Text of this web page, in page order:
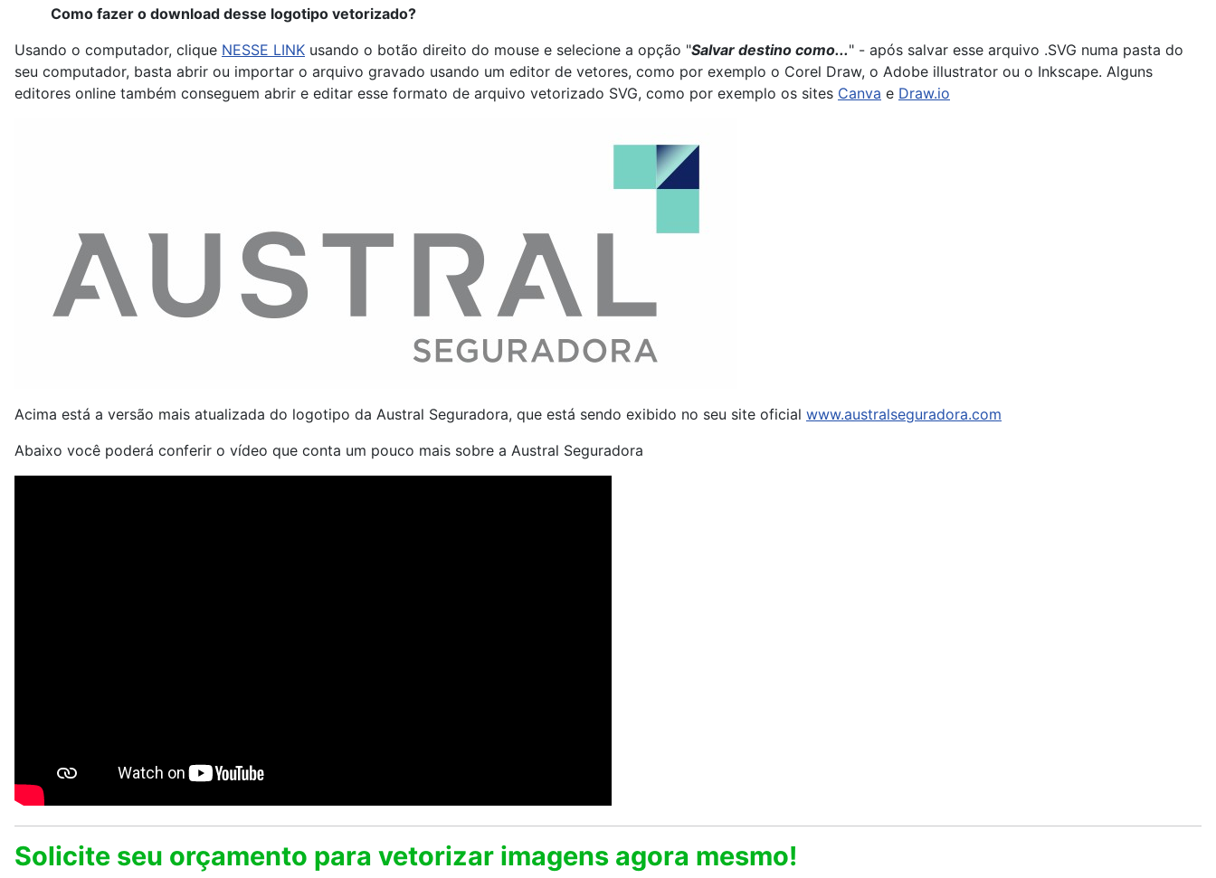
Como fazer o download desse logotipo vetorizado?
Usando o computador, clique NESSE LINK usando o botão direito do mouse e selecione a opção "Salvar destino como..." - após salvar esse arquivo .SVG numa pasta do
seu computador, basta abrir ou importar o arquivo gravado usando um editor de vetores, como por exemplo o Corel Draw, o Adobe illustrator ou o Inkscape. Alguns
editores online também conseguem abrir e editar esse formato de arquivo vetorizado SVG, como por exemplo os sites Canva e Draw.io
Acima está a versão mais atualizada do logotipo da Austral Seguradora, que está sendo exibido no seu site oficial www.australseguradora.com
Abaixo você poderá conferir o vídeo que conta um pouco mais sobre a Austral Seguradora
Solicite seu orçamento para vetorizar imagens agora mesmo!